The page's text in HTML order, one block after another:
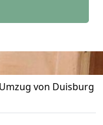
Umzug von Duisburg